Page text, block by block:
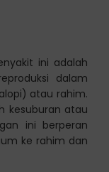
ini adalah
dalam
atau rahim.
kesuburan atau
ini berperan
ke rahim dan